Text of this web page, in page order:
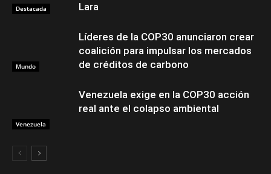
Destacada
Lara
Mundo
Líderes de la COP30 anunciaron crear
coalición para impulsar los mercados
de créditos de carbono
Venezuela
Venezuela exige en la COP30 acción
real ante el colapso ambiental